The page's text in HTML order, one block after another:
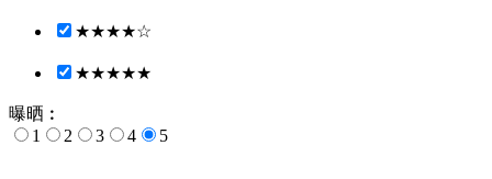
★★★★☆
★★★★★
曝晒︰
1
2 3 4 5